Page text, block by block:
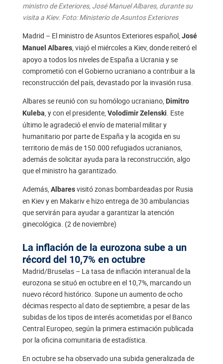
ministro de Exteriores, José Manuel Albares, durante su
visita a Kiev. Foto: Ministerio de Asuntos Exteriores
Madrid – El ministro de Asuntos Exteriores español, José
Manuel Albares, viajó el miércoles a Kiev, donde reiteró el
apoyo a todos los niveles de España a Ucrania y se
comprometió con el Gobierno ucraniano a contribuir a la
reconstrucción del país, devastado por la invasión rusa.
Albares se reunió con su homólogo ucraniano, Dimitro
Kuleba , y con el presidente, Volodimir Zelenski . Este
último le agradeció el envío de material militar y
humanitario por parte de España y la acogida en su
territorio de más de 150.000 refugiados ucranianos,
además de solicitar ayuda para la reconstrucción, algo
que el ministro ha garantizado.
Además, Albaresvisitó zonas bombardeadas por Rusia
en Kiev y en Makariv e hizo entrega de 30 ambulancias
que servirán para ayudar a garantizar la atención
ginecológica. (2 de noviembre)
La inflación de la eurozona sube a un
récord del 10,7% en octubre
Madrid/Bruselas – La tasa de inflación interanual de la
eurozona se situó en octubre en el 10,7%, marcando un
nuevo récord histórico. Supone un aumento de ocho
décimas respecto al dato de septiembre, a pesar de las
subidas de los tipos de interés acometidas por el Banco
Central Europeo, según la primera estimación publicada
por la oficina comunitaria de estadística.
En octubre se ha observado una subida generalizada de